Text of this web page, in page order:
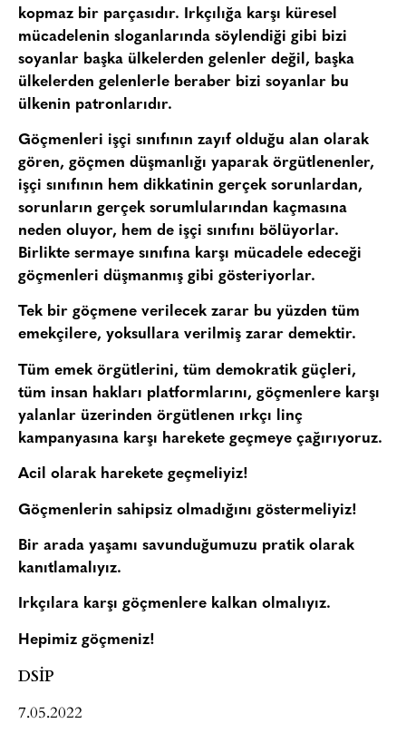
kopmaz bir parçasıdır. Irkçılığa karşı küresel
mücadelenin sloganlarında söylendiği gibi bizi
soyanlar başka ülkelerden gelenler değil, başka
ülkelerden gelenlerle beraber bizi soyanlar bu
ülkenin patronlarıdır.
Göçmenleri işçi sınıfının zayıf olduğu alan olarak
gören, göçmen düşmanlığı yaparak örgütlenenler,
işçi sınıfının hem dikkatinin gerçek sorunlardan,
sorunların gerçek sorumlularından kaçmasına
neden oluyor, hem de işçi sınıfını bölüyorlar.
Birlikte sermaye sınıfına karşı mücadele edeceği
göçmenleri düşmanmış gibi gösteriyorlar.
Tek bir göçmene verilecek zarar bu yüzden tüm
emekçilere, yoksullara verilmiş zarar demektir.
Tüm emek örgütlerini, tüm demokratik güçleri,
tüm insan hakları platformlarını, göçmenlere karşı
yalanlar üzerinden örgütlenen ırkçı linç
kampanyasına karşı harekete geçmeye çağırıyoruz.
Acil olarak harekete geçmeliyiz!
Göçmenlerin sahipsiz olmadığını göstermeliyiz!
Bir arada yaşamı savunduğumuzu pratik olarak
kanıtlamalıyız.
Irkçılara karşı göçmenlere kalkan olmalıyız.
Hepimiz göçmeniz!
DSİP
7.05.2022